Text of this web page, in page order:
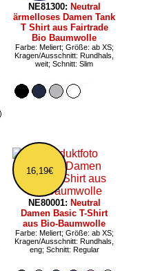
NE81300: Neutral
ärmelloses Damen Tank
T Shirt aus Fairtrade
Bio Baumwolle
Farbe: Meliert; Größe: ab XS;
Kragen/Ausschnitt: Rundhals,
weit; Schnitt: Slim
16,19€
NE80001: Neutral
Damen Basic T-Shirt
aus Bio-Baumwolle
Farbe: Meliert; Größe: ab XS;
Kragen/Ausschnitt: Rundhals,
eng; Schnitt: Regular